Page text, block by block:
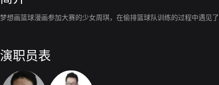
梦想画篮球漫画参加大赛的少女周琪，在偷排篮球队训练的过程中遇见
演职员表